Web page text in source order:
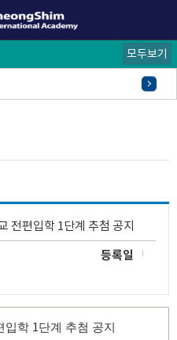
모두보기
전편입학 1단계 추첨 공지
등록일
입학 1단계 추첨 공지